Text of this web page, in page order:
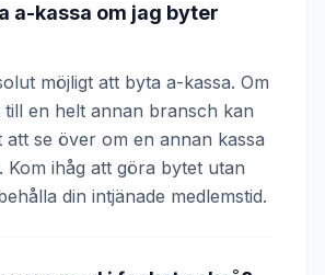
a-kassa om jag byter
möjligt att byta a-kassa. Om
en helt annan bransch kan
se över om en annan kassa
Kom ihåg att göra bytet utan
din intjänade medlemstid.